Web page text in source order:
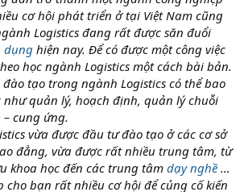
cơ hội phát triển ở tại Việt Nam cũng
Logistics đang rất được săn đuổi
dụng hiện nay. Để có được một công việc
học ngành Logistics một cách bài bản.
tạo trong ngành Logistics có thể bao
quản lý, hoạch định, quản lý chuỗi
cung ứng.
vừa được đầu tư đào tạo ở các cơ sở
đẳng, vừa được rất nhiều trung tâm, từ
khoa học đến các trung tâm dạy nghề …
cho bạn rất nhiều cơ hội để củng cố kiến